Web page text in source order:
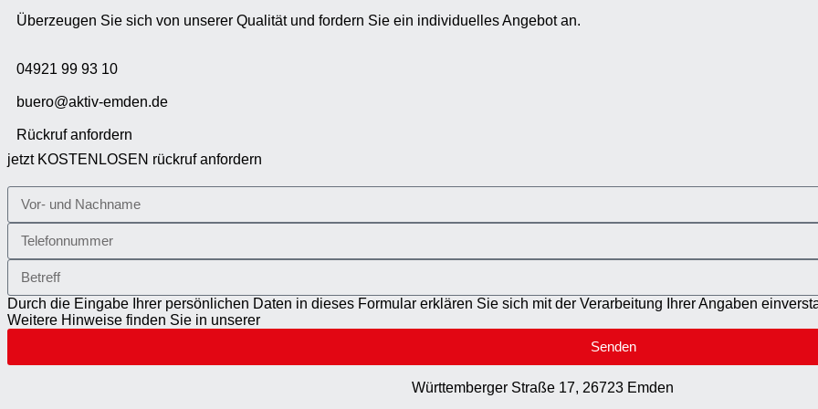
Überzeugen Sie sich von unserer Qualität und fordern Sie ein individuelles Angebot an.
04921 99 93 10
buero@aktiv-emden.de
Rückruf anfordern
jetzt KOSTENLOSEN rückruf anfordern
Durch die Eingabe Ihrer persönlichen Daten in dieses Formular erklären Sie sich mit der Verarbeitung Ihrer Angaben
Weitere Hinweise finden Sie in unserer
Senden
Württemberger Straße 17, 26723 Emden